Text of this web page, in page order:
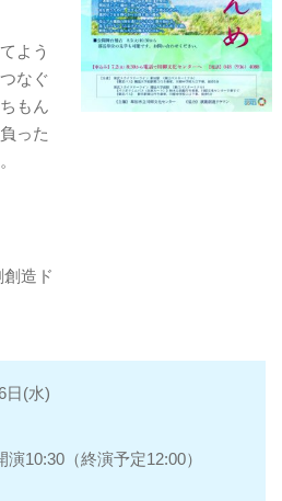
よう
なぐ
もん
った
造ド
日(水)
演10:30（終演予定12:00）